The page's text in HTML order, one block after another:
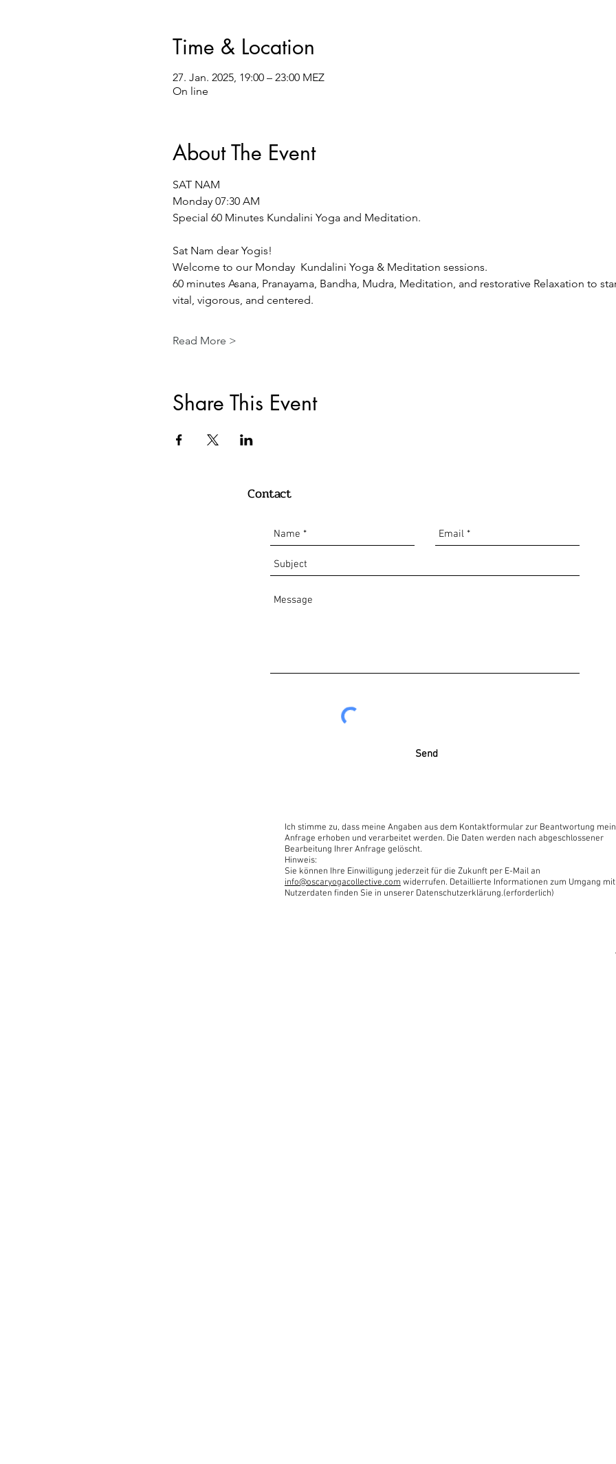
Time & Location
27. Jan. 2025, 19:00 – 23:00 MEZ
On line
About The Event
SAT NAM
Monday 07:30 AM
Special 60 Minutes Kundalini Yoga and Meditation.
Sat Nam dear Yogis!
Welcome to our Monday  Kundalini Yoga & Meditation sessions.
60 minutes Asana, Pranayama, Bandha, Mudra, Meditation, and restorative Relaxation to
vital, vigorous, and centered.
Read More >
Share This Event
Contact
Send
Ich stimme zu, dass meine Angaben aus dem Kontaktformular zur Beantwortung
Anfrage erhoben und verarbeitet werden. Die Daten werden nach abgeschlossener
Bearbeitung Ihrer Anfrage gelöscht.
Hinweis:
Sie können Ihre Einwilligung jederzeit für die Zukunft per E-Mail an
info@oscaryogacollective.com widerrufen. Detaillierte Informationen zum Umgang mit
Nutzerdaten finden Sie in unserer Datenschutzerklärung.(erforderlich)